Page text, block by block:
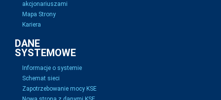
akcjonariuszami
Mapa Strony
Kariera
DANE
SYSTEMOWE
Informacje o systemie
Schemat sieci
Zapotrzebowanie mocy KSE